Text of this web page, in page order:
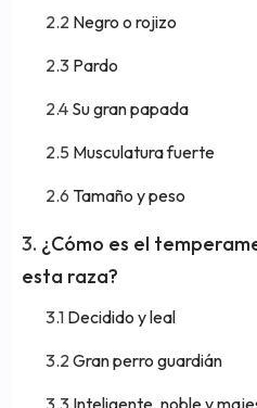
Negro o rojizo
Pardo
Su gran papada
Musculatura fuerte
Tamaño y peso
¿Cómo es el
esta raza?
Decidido y leal
Gran perro guardián